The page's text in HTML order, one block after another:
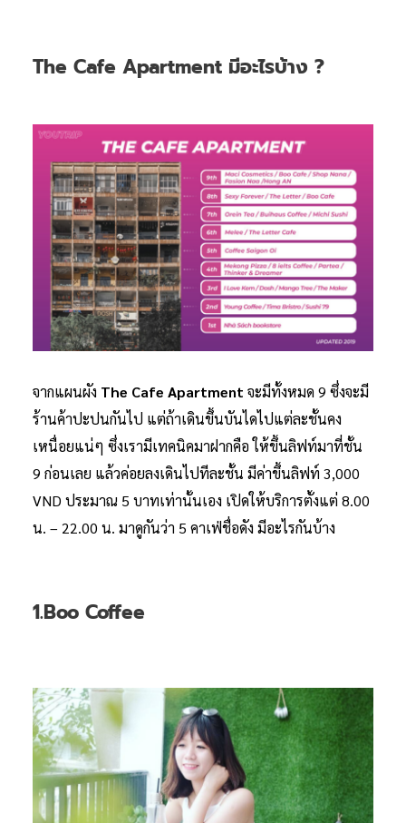
The Cafe Apartment มีอะไรบ้าง ?
จากแผนผัง The Cafe Apartment จะมีทั้งหมด 9 ซึ่งจะมี
ร้านค้าปะปนกันไป แต่ถ้าเดินขึ้นบันไดไปแต่ละชั้นคง
เหนื่อยแน่ๆ ซึ่งเรามีเทคนิคมาฝากคือ ให้ขึ้นลิฟท์มาที่ชั้น
9 ก่อนเลย แล้วค่อยลงเดินไปทีละชั้น มีค่าขึ้นลิฟท์ 3,000
VND ประมาณ 5 บาทเท่านั้นเอง เปิดให้บริการตั้งแต่ 8.00
น. – 22.00 น. มาดูกันว่า 5 คาเฟ่ชื่อดัง มีอะไรกันบ้าง
1.Boo Coffee ​